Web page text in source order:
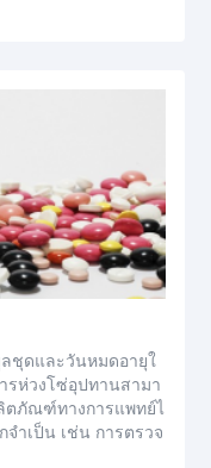
ชุดและวันหมดอายุใ
ห่วงโซ่อุปทานสามา
ตภัณฑ์ทางการแพทย์ไ
ำเป็น เช่น การตรวจ